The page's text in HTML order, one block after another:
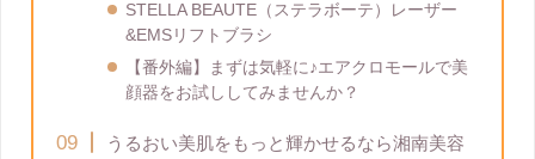
STELLA BEAUTE（ステラボーテ）レーザー
&EMSリフトブラシ
【番外編】まずは気軽に♪エアクロモールで美
顔器をお試ししてみませんか？
うるおい美肌をもっと輝かせるなら湘南美容